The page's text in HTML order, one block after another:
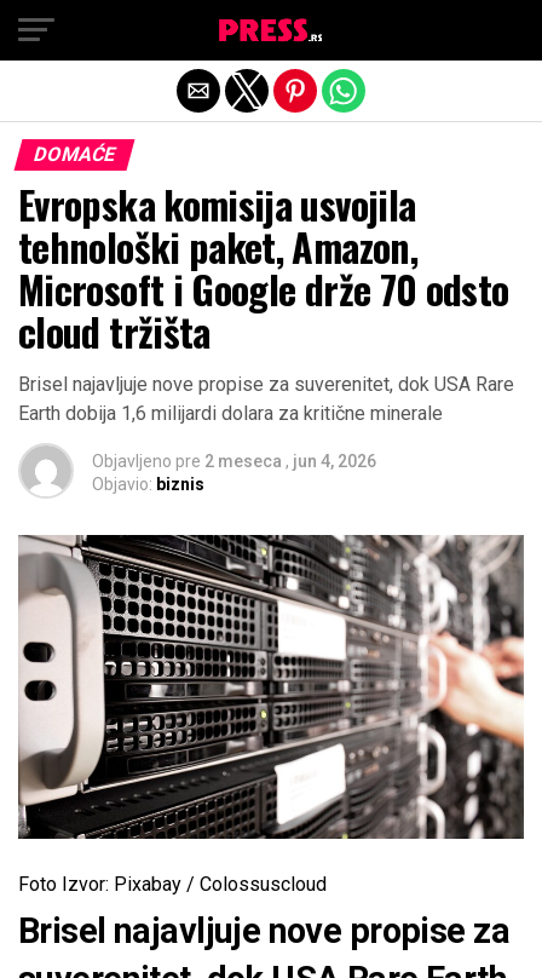
DOMAĆE
Evropska komisija usvojila
tehnološki paket, Amazon,
Microsoft i Google drže 70 odsto
cloud tržišta
Brisel najavljuje nove propise za suverenitet, dok USA Rare
Earth dobija 1,6 milijardi dolara za kritične minerale
Objavljeno pre 2 meseca , jun 4, 2026
Objavio: biznis
Foto Izvor: Pixabay / Colossuscloud
Brisel najavljuje nove propise za
Exit mobile version